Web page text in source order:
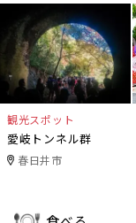
観光スポット
愛岐トンネル群
春日井市